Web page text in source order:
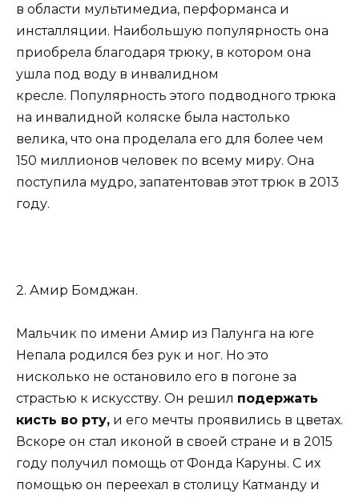
в области мультимедиа, перформанса и
инсталляции. Наибольшую популярность она
приобрела благодаря трюку, в котором она
ушла под воду в инвалидном
кресле. Популярность этого подводного трюка
на инвалидной коляске была настолько
велика, что она проделала его для более чем
150 миллионов человек по всему миру. Она
поступила мудро, запатентовав этот трюк в 2013
году.
2. Амир Бомджан.
Мальчик по имени Амир из Палунга на юге
Непала родился без рук и ног. Но это
нисколько не остановило его в погоне за
страстью к искусству. Он решил подержать
кисть во рту, и его мечты проявились в цветах.
Вскоре он стал иконой в своей стране и в 2015
году получил помощь от Фонда Каруны. С их
помощью он переехал в столицу Катманду и